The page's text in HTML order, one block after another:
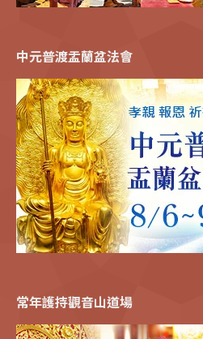
中元普渡盂蘭盆法會
常年護持觀音山道場